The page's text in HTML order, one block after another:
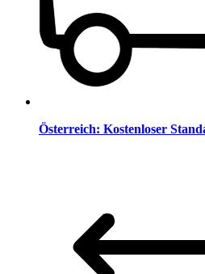
Österreich: Kostenloser